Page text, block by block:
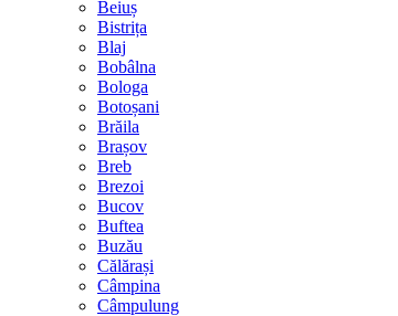
Beiuș
Bistrița
Blaj
Bobâlna
Bologa
Botoșani
Brăila
Brașov
Breb
Brezoi
Bucov
Buftea
Buzău
Călărași
Câmpina
Câmpulung